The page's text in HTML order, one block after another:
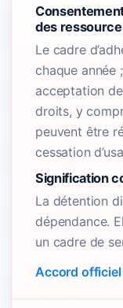
des
Le cadre
chaque année
acceptation
droits, y
peuvent être
cessation
Signification
La détention
dépendance.
un cadre de
Accord